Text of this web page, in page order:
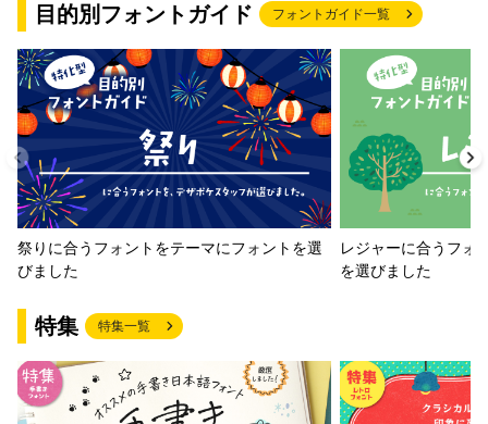
目的別フォントガイド フォントガイド一覧
祭りに合うフォントをテーマにフォントを選
びました
レジャーに合うフォ
を選びました
特集 特集一覧